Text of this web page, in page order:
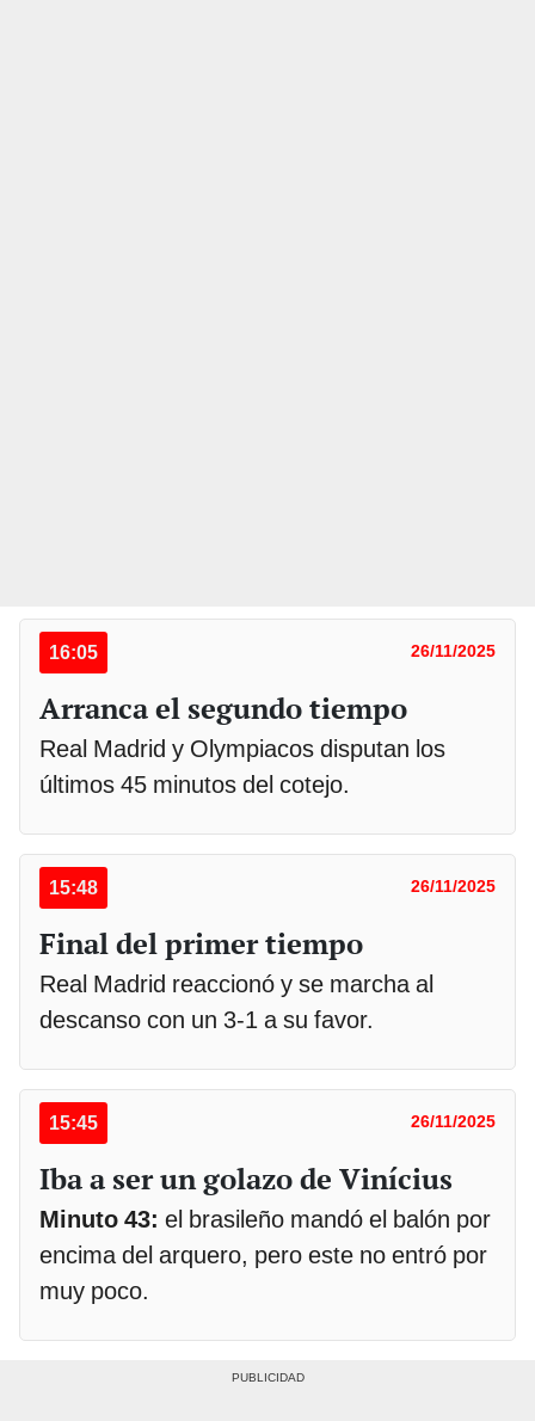
16:05 26/11/2025
Arranca el segundo tiempo
Real Madrid y Olympiacos disputan los
últimos 45 minutos del cotejo.
15:48 26/11/2025
Final del primer tiempo
Real Madrid reaccionó y se marcha al
descanso con un 3-1 a su favor.
15:45 26/11/2025
Iba a ser un golazo de Vinícius
Minuto 43: el brasileño mandó el balón por
encima del arquero, pero este no entró por
muy poco.